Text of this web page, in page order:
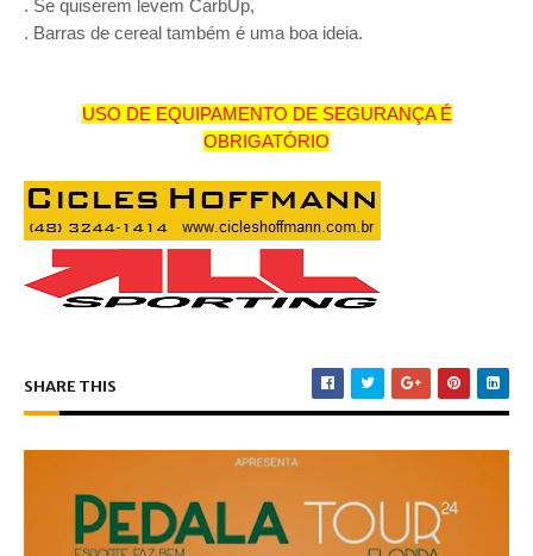
. Se quiserem levem CarbUp,
. Barras de cereal também é uma boa ideia.
USO DE EQUIPAMENTO DE SEGURANÇA É
OBRIGATÓRIO
SHARE THIS